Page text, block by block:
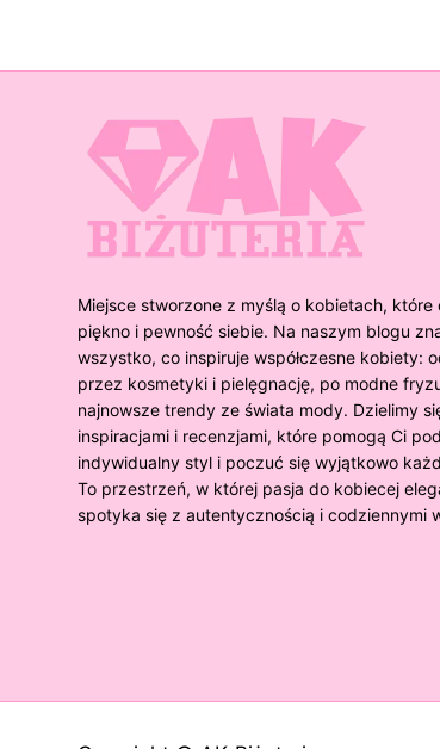
Miejsce stworzone z myślą o kobietach, które
piękno i pewność siebie. Na naszym blogu
wszystko, co inspiruje współczesne kobiety:
przez kosmetyki i pielęgnację, po modne
najnowsze trendy ze świata mody. Dzielimy
inspiracjami i recenzjami, które pomogą Ci
indywidualny styl i poczuć się wyjątkowo
To przestrzeń, w której pasja do kobiecej
spotyka się z autentycznością i codziennymi